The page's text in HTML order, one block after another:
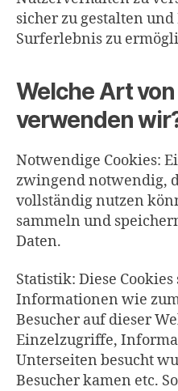
sicher zu gestalten
Surferlebnis zu
Welche Art
verwenden
Notwendige Cookies:
zwingend notwendig,
vollständig nutzen
sammeln und
Daten.
Statistik: Diese
Informationen wie
Besucher auf dieser
Einzelzugriffe,
Unterseiten besucht
Besucher kamen etc.